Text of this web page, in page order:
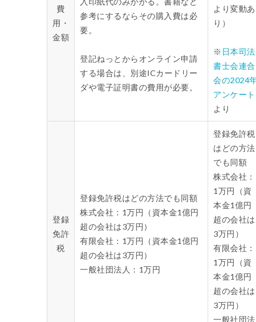
費
用・
金額
参考にするならその購入費は必
要。
登記ねっとからオンライン申請
する場合は、別途ICカードリー
ダや電子証明書の費用が必要。
より変動あ
り）
※ 日本司法
書士会連合
会の2024
アンケート
より
登録
免許
税
登録免許税はどの方法でも同額
株式会社：1万円（資本金1億円
超の会社は3万円）
有限会社：1万円（資本金1億円
超の会社は3万円）
一般社団法人：1万円
登録免許税
はどの方法
でも同額
株式会社：
1万円（資
本金1億円
超の会社は
3万円）
有限会社：
1万円（資
本金1億円
超の会社は
3万円）
一般社団法